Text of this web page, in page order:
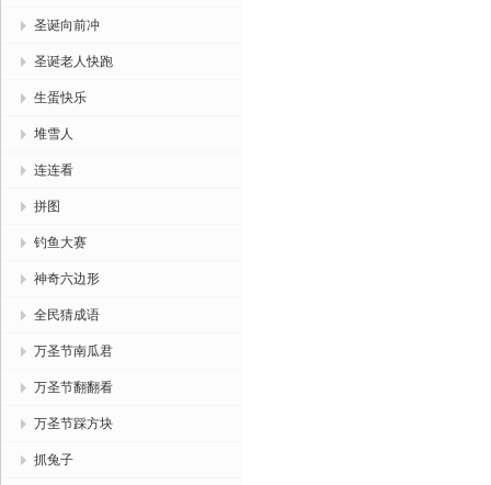
圣诞向前冲
圣诞老人快跑
生蛋快乐
堆雪人
连连看
拼图
钓鱼大赛
神奇六边形
全民猜成语
万圣节南瓜君
万圣节翻翻看
万圣节踩方块
抓兔子